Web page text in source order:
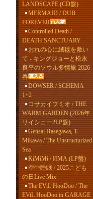
LANDSCAPE (CD盤)
MERMAID / DUB
FOREVER
Controlled Death /
DEATH SANCTUARY
おれの心に絨毯を敷い
て - キングジョーと松永
良平のソウル多情旅 2026
春
DOWSER / SCHEMA
1+2
コサカイフミオ / THE
WARM GARDEN (2026年
リイシュー2LP盤)
Gensai Hasegawa, T.
Mikawa / The Unstructurized
Sea
KiMiMi / ИМА (LP盤)
空中睡眠 / 2025こども
の日Live Mix
The EViL HooDoo / The
EViL HooDoo in GARAGE